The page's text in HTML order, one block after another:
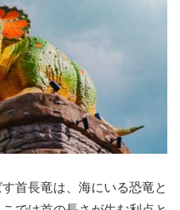
首長竜は、海にいる恐竜と